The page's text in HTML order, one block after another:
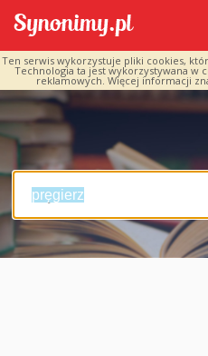
Ten serwis wykorzystuje pliki cookies,
Technologia ta jest wykorzystywana w
reklamowych. Więcej informacji